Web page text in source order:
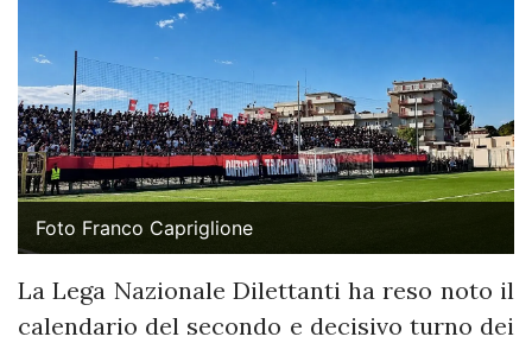
Foto Franco Capriglione
La Lega Nazionale Dilettanti ha reso noto il
calendario del secondo e decisivo turno dei